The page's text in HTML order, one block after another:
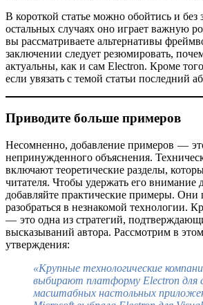
В короткой статье можно обойтись и без
остальных случаях оно играет важную
вы рассматриваете альтернативы
заключении следует резюмировать,
актуальны, как и сам Electron. Кроме
если увязать с темой статьи последний
Приводите больше примеров
Несомненно, добавление примеров —
непринужденного объяснения.
включают теоретические разделы,
читателя. Чтобы удержать его внимание
добавляйте практические примеры. Они
разобраться в незнакомой технологии.
— это одна из стратегий,
высказываний автора. Рассмотрим в
утверждения:
«Крупные технологические
выбирают платформу Electron для
масштабных настольных